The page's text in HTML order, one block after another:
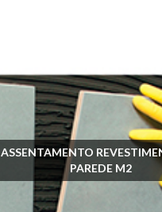
ASSENTAMENTO
PAREDE M2